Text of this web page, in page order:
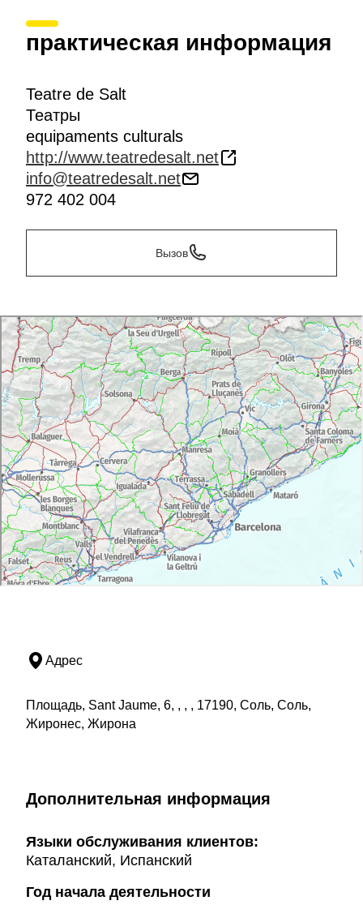
практическая информация
Teatre de Salt
Театры
equipaments culturals
http://www.teatredesalt.net
info@teatredesalt.net
972 402 004
Вызов
Адрес
Площадь, Sant Jaume, 6, , , , 17190, Соль, Соль,
Жиронес, Жирона
Дополнительная информация
Языки обслуживания клиентов:
Каталанский, Испанский
Год начала деятельности